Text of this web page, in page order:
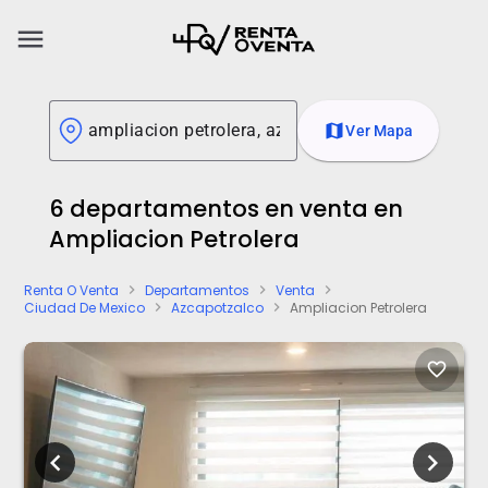
menu
mapVer Mapa
6 departamentos en venta en
Ampliacion Petrolera
Renta O Venta chevron_right Departamentos chevron_right Venta chevron_right
Ciudad De Mexico chevron_right Azcapotzalco chevron_right Ampliacion Petrolera
favorite_border
chevron_left chevron_right